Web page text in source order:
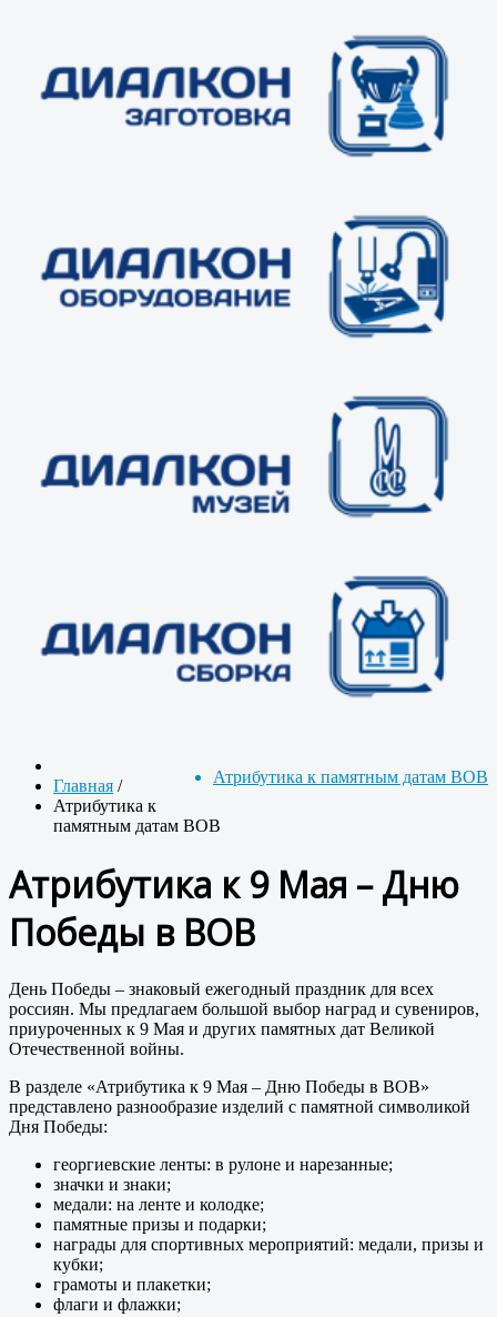
Атрибутика к памятным датам ВОВ
Главная /
Атрибутика к
памятным датам ВОВ
Атрибутика к 9 Мая – Дню
Победы в ВОВ
День Победы – знаковый ежегодный праздник для всех
россиян. Мы предлагаем большой выбор наград и сувениров,
приуроченных к 9 Мая и других памятных дат Великой
Отечественной войны.
В разделе «Атрибутика к 9 Мая – Дню Победы в ВОВ»
представлено разнообразие изделий с памятной символикой
Дня Победы:
георгиевские ленты: в рулоне и нарезанные;
значки и знаки;
медали: на ленте и колодке;
памятные призы и подарки;
награды для спортивных мероприятий: медали, призы и
кубки;
грамоты и плакетки;
флаги и флажки;